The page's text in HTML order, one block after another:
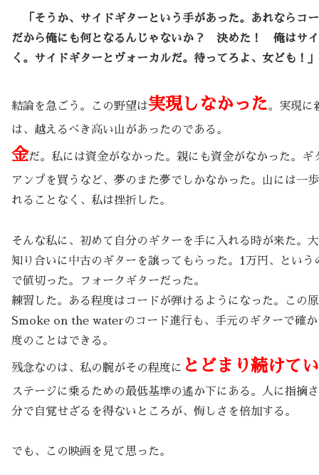
「そうか、サイドギターという手があった。あれならコ
だから俺にも何となるんじゃないか？ 決めた！ 俺はサ
く。サイドギターとヴォーカルだ。待ってろよ、女ども！」
結論を急ごう。この野望は実現しなかった。実現に
は、越えるべき高い山があったのである。
金だ。私には資金がなかった。親にも資金がなかった。ギ
アンプを買うなど、夢のまた夢でしかなかった。山には一
れることなく、私は挫折した。
そんな私に、初めて自分のギターを手に入れる時が来た。
知り合いに中古のギターを譲ってもらった。1万円、という
で値切った。フォークギターだった。
練習した。ある程度はコードが弾けるようになった。この
Smoke on the waterのコード進行も、手元のギターで確か
度のことはできる。
残念なのは、私の腕がその程度に とどまり続けて
ステージに乗るための最低基準の遙か下にある。人に指摘
分で自覚せざるを得ないところが、悔しさを倍加する。
でも、この映画を見て思った。